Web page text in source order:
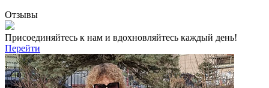
Отзывы
Присоединяйтесь к нам и вдохновляйтесь каждый день!
Перейти